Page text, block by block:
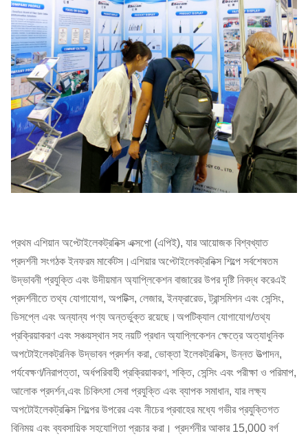
প্রথম এশিয়ান অপ্টোইলেকট্রনিক্স এক্সপো (এপিই), যার আয়োজক বিশ্বখ্যাত
প্রদর্শনী সংগঠক ইনফরম মার্কেটস।এশিয়ার অপ্টোইলেকট্রনিক্স শিল্পে সর্বশেষতম
উদ্ভাবনী প্রযুক্তি এবং উদীয়মান অ্যাপ্লিকেশন বাজারের উপর দৃষ্টি নিবদ্ধ করেএই
প্রদর্শনীতে তথ্য যোগাযোগ, অপটিক্স, লেজার, ইনফ্রারেড, ট্রান্সমিশন এবং সেন্সিং,
ডিসপ্লে এবং অন্যান্য পণ্য অন্তর্ভুক্ত রয়েছে।অপটিক্যাল যোগাযোগ/তথ্য
প্রক্রিয়াকরণ এবং সঞ্চয়স্থান সহ নয়টি প্রধান অ্যাপ্লিকেশন ক্ষেত্রে অত্যাধুনিক
অপটোইলেকট্রনিক উদ্ভাবন প্রদর্শন করা, ভোক্তা ইলেকট্রনিক্স, উন্নত উত্পাদন,
পর্যবেক্ষণ/নিরাপত্তা, অর্ধপরিবাহী প্রক্রিয়াকরণ, শক্তি, সেন্সিং এবং পরীক্ষা ও পরিমাপ,
আলোক প্রদর্শন,এবং চিকিৎসা সেবা প্রযুক্তি এবং ব্যাপক সমাধান, যার লক্ষ্য
অপটোইলেকট্রনিক্স শিল্পের উপরের এবং নীচের প্রবাহের মধ্যে গভীর প্রযুক্তিগত
বিনিময় এবং ব্যবসায়িক সহযোগিতা প্রচার করা। প্রদর্শনীর আকার 15,000 বর্গ